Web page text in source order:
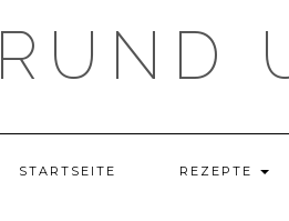
RUND
STARTSEITE REZEPTE